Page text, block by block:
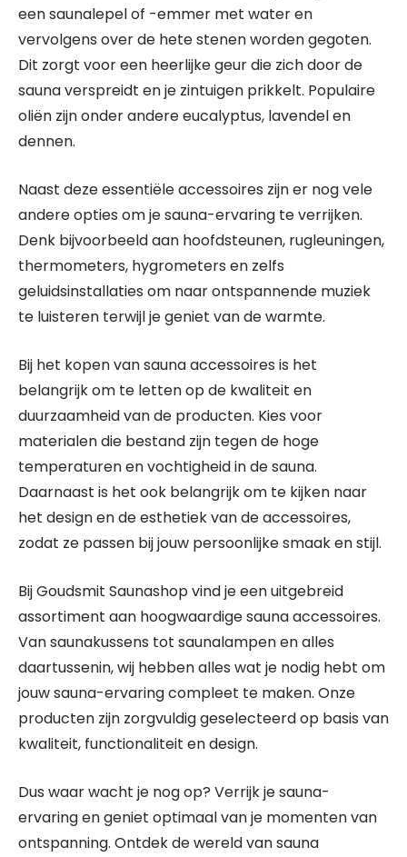
een saunalepel of -emmer met water en
vervolgens over de hete stenen worden gegoten.
Dit zorgt voor een heerlijke geur die zich door de
sauna verspreidt en je zintuigen prikkelt. Populaire
oliën zijn onder andere eucalyptus, lavendel en
dennen.
Naast deze essentiële accessoires zijn er nog vele
andere opties om je sauna-ervaring te verrijken.
Denk bijvoorbeeld aan hoofdsteunen, rugleuningen,
thermometers, hygrometers en zelfs
geluidsinstallaties om naar ontspannende muziek
te luisteren terwijl je geniet van de warmte.
Bij het kopen van sauna accessoires is het
belangrijk om te letten op de kwaliteit en
duurzaamheid van de producten. Kies voor
materialen die bestand zijn tegen de hoge
temperaturen en vochtigheid in de sauna.
Daarnaast is het ook belangrijk om te kijken naar
het design en de esthetiek van de accessoires,
zodat ze passen bij jouw persoonlijke smaak en stijl.
Bij Goudsmit Saunashop vind je een uitgebreid
assortiment aan hoogwaardige sauna accessoires.
Van saunakussens tot saunalampen en alles
daartussenin, wij hebben alles wat je nodig hebt om
jouw sauna-ervaring compleet te maken. Onze
producten zijn zorgvuldig geselecteerd op basis van
kwaliteit, functionaliteit en design.
Dus waar wacht je nog op? Verrijk je sauna-
ervaring en geniet optimaal van je momenten van
ontspanning. Ontdek de wereld van sauna